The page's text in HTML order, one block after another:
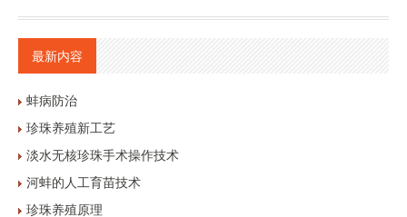
最新内容
蚌病防治
珍珠养殖新工艺
淡水无核珍珠手术操作技术
河蚌的人工育苗技术
珍珠养殖原理